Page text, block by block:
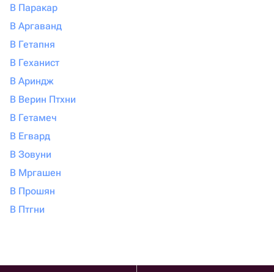
В Паракар
В Аргаванд
В Гетапня
В Геханист
В Ариндж
В Верин Птхни
В Гетамеч
В Егвард
В Зовуни
В Мргашен
В Прошян
В Птгни